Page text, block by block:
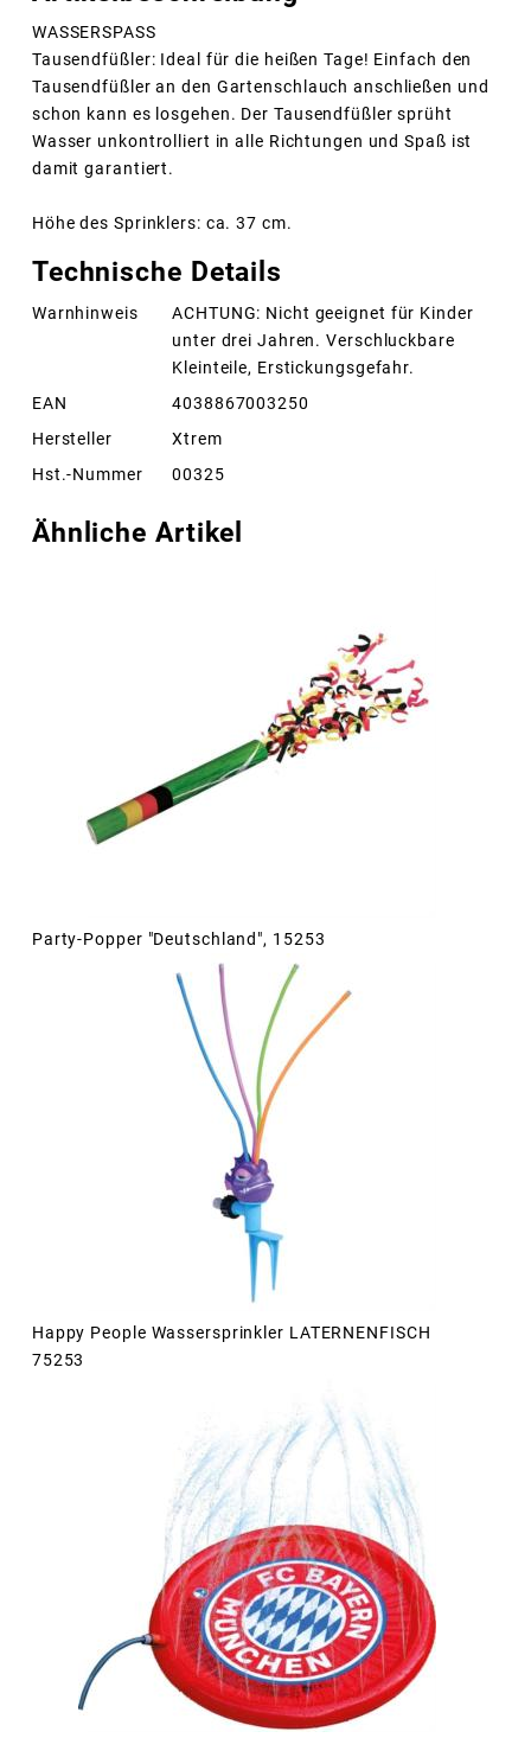
WASSERSPASS
Tausendfüßler: Ideal für die heißen Tage! Einfach den
Tausendfüßler an den Gartenschlauch anschließen und
schon kann es losgehen. Der Tausendfüßler sprüht
Wasser unkontrolliert in alle Richtungen und Spaß ist
damit garantiert.
Höhe des Sprinklers: ca. 37 cm.
Technische Details
Warnhinweis
ACHTUNG: Nicht geeignet für Kinder
unter drei Jahren. Verschluckbare
Kleinteile, Erstickungsgefahr.
EAN
4038867003250
Hersteller
Xtrem
Hst.-Nummer
00325
Ähnliche Artikel
Party-Popper "Deutschland", 15253
Happy People Wassersprinkler LATERNENFISCH
75253